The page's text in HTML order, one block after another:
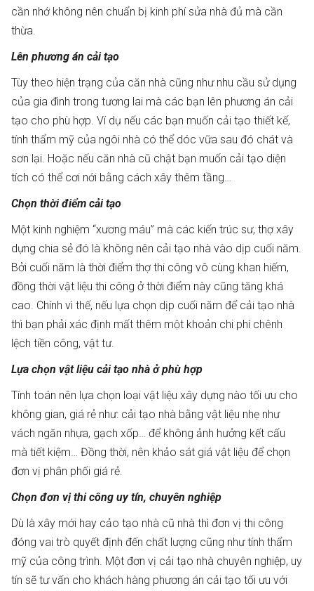
cần nhớ không nên chuẩn bị kinh phí sửa nhà đủ mà cần
thừa.
Lên phương án cải tạo
Tùy theo hiện trạng của căn nhà cũng như nhu cầu sử dụng
của gia đình trong tương lai mà các bạn lên phương án cải
tạo cho phù hợp. Ví dụ nếu các bạn muốn cải tạo thiết kế,
tính thẩm mỹ của ngôi nhà có thể dóc vữa sau đó chát và
sơn lại. Hoặc nếu căn nhà cũ chật bạn muốn cải tạo diện
tích có thể cơi nới bằng cách xây thêm tầng…
Chọn thời điểm cải tạo
Một kinh nghiệm “xương máu” mà các kiến trúc sư, thợ xây
dựng chia sẻ đó là không nên cải tạo nhà vào dịp cuối năm.
Bởi cuối năm là thời điểm thợ thi công vô cùng khan hiếm,
đồng thời vật liệu thi công ở thời điểm này cũng tăng khá
cao. Chính vì thế, nếu lựa chọn dịp cuối năm để cải tạo nhà
thì bạn phải xác định mất thêm một khoản chi phí chênh
lệch tiền công, vật tư.
Lựa chọn vật liệu cải tạo nhà ở phù hợp
Tính toán nên lựa chọn loại vật liệu xây dựng nào tối ưu cho
không gian, giá rẻ như: cải tạo nhà bằng vật liệu nhẹ như
vách ngăn nhựa, gạch xốp… để không ảnh hưởng kết cấu
mà tiết kiệm… Đồng thời, nên khảo sát giá vật liệu để chọn
đơn vị phân phối giá rẻ.
Chọn đơn vị thi công uy tín, chuyên nghiệp
Dù là xây mới hay cảo tạo nhà cũ nhà thì đơn vị thi công
đóng vai trò quyết định đến chất lượng cũng như tính thẩm
mỹ của công trình. Một đơn vị cải tạo nhà chuyên nghiệp, uy
tín sẽ tư vấn cho khách hàng phương án cải tạo tối ưu với